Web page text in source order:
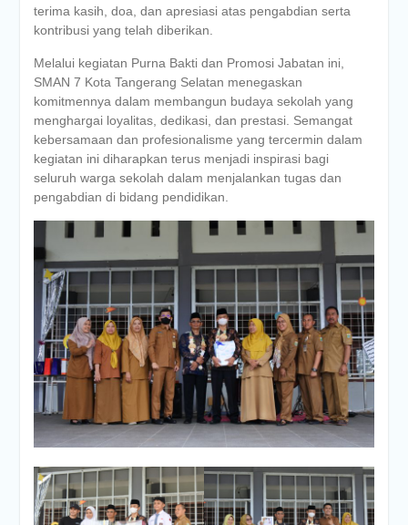
terima kasih, doa, dan apresiasi atas pengabdian serta
kontribusi yang telah diberikan.
Melalui kegiatan Purna Bakti dan Promosi Jabatan ini,
SMAN 7 Kota Tangerang Selatan menegaskan
komitmennya dalam membangun budaya sekolah yang
menghargai loyalitas, dedikasi, dan prestasi. Semangat
kebersamaan dan profesionalisme yang tercermin dalam
kegiatan ini diharapkan terus menjadi inspirasi bagi
seluruh warga sekolah dalam menjalankan tugas dan
pengabdian di bidang pendidikan.